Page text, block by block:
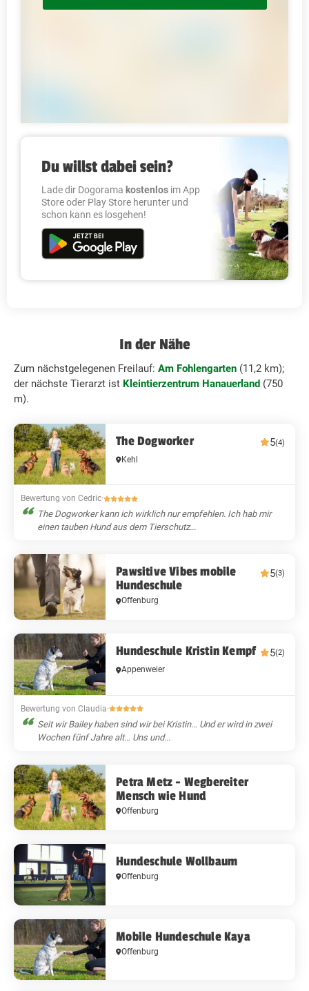
Du willst dabei sein?
Lade dir Dogorama kostenlos im App
Store oder Play Store herunter und
schon kann es losgehen!
In der Nähe
Zum nächstgelegenen Freilauf: Am Fohlengarten (11,2 km);
der nächste Tierarzt ist Kleintierzentrum Hanauerland (750
m).
The Dogworker 5(4)
Kehl
Bewertung von Cedric·
The Dogworker kann ich wirklich nur empfehlen. Ich hab mir
einen tauben Hund aus dem Tierschutz...
Pawsitive Vibes mobile
Hundeschule
5(3)
Offenburg
Hundeschule Kristin Kempf 5(2)
Appenweier
Bewertung von Claudia·
Seit wir Bailey haben sind wir bei Kristin… Und er wird in zwei
Wochen fünf Jahre alt… Uns und...
Petra Metz - Wegbereiter
Mensch wie Hund
Offenburg
Hundeschule Wollbaum
Offenburg
Mobile Hundeschule Kaya
Offenburg